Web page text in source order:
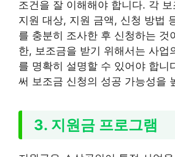
조건을 잘 이해해야 합니다. 각
지원 대상, 지원 금액, 신청 방법
를 충분히 조사한 후 신청하는 것
한, 보조금을 받기 위해서는 사업
를 명확히 설명할 수 있어야 합니
써 보조금 신청의 성공 가능성을
3. 지원금 프로그램